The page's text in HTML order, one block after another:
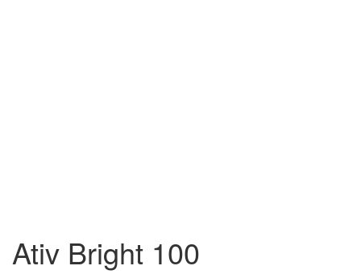
Ativ Bright 100